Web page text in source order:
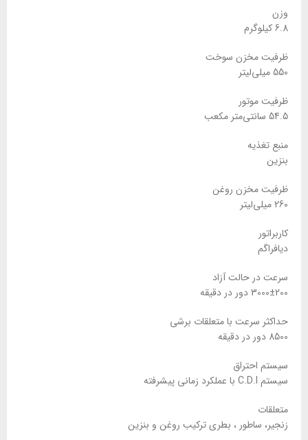
وزن
6.8 کیلوگرم
ظرفیت مخزن سوخت
550 میلی‌لیتر
ظرفیت موتور
54.5 سانتی‌متر مکعب
منبع تغذیه
بنزین
ظرفیت مخزن روغن
260 میلی‌لیتر
کاربراتور
دیافراگم
سرعت در حالت آزاد
3000±200 دور در دقیقه
حداکثر سرعت با متعلقات برشی
8500 دور در دقیقه
سیستم احتراق
سیستم C.D.I با عملکرد زمانی پیشرفته
متعلقات
زنجیر، ساطور ، بطری ترکیب روغن و بنزین